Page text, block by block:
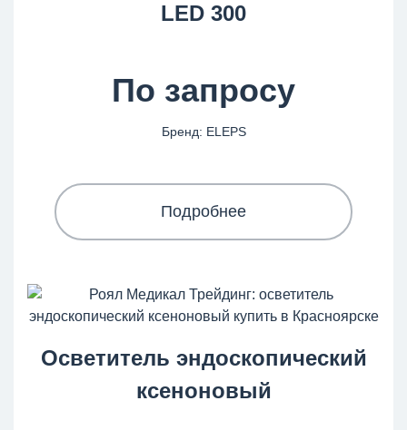
LED 300
По запросу
Бренд: ELEPS
Подробнее
Осветитель эндоскопический
ксеноновый